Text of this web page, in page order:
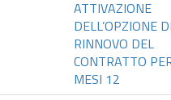
ATTIVAZIONE
DELL’OPZIONE
RINNOVO DEL
CONTRATTO
MESI 12